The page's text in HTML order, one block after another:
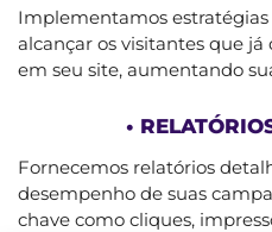
Implementamos
alcançar os visitantes que
em seu site, aumentando
•
Fornecemos relatórios
desempenho de suas
chave como cliques,